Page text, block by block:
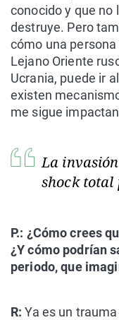
conocido y que no
destruye. Pero
cómo una persona
Lejano Oriente
Ucrania, puede ir
existen
me sigue
La
shock
P.: ¿Cómo crees
¿Y cómo podrían
periodo, que
R:Ya es un